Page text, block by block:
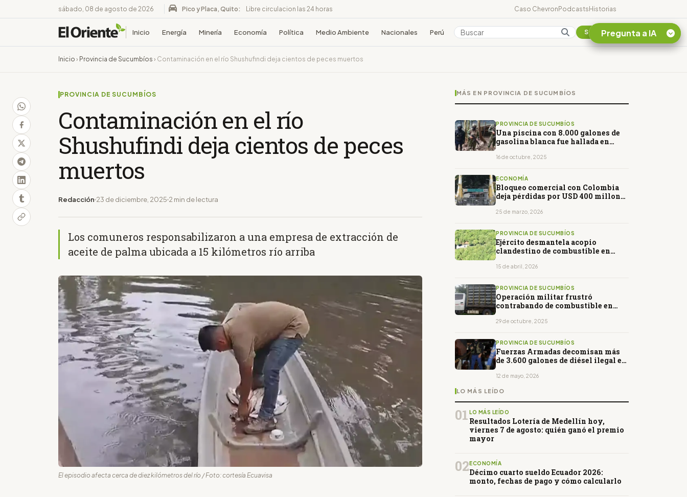
sábado, 08 de agosto de 2026 Pico y Placa, Quito: Libre circulacion las 24 horas Caso ChevronPodcastsHistorias
Inicio Energía Minería Economía Política Medio Ambiente Nacionales Perú Colombia Suscribirse
Inicio › Provincia de Sucumbíos › Contaminación en el río Shushufindi deja cientos de peces muertos
PROVINCIA DE SUCUMBÍOS
Contaminación en el río
Shushufindi deja cientos de peces
muertos
Redacción 23 de diciembre, 2025 2 min de lectura
Los comuneros responsabilizaron a una empresa de extracción de
aceite de palma ubicada a 15 kilómetros río arriba
El episodio afecta cerca de diez kilómetros del río / Foto: cortesía Ecuavisa
MÁS EN PROVINCIA DE SUCUMBÍOS
PROVINCIA DE SUCUMBÍOS
Una piscina con 8.000 galones de
gasolina blanca fue hallada en
16 de octubre, 2025
ECONOMÍA
Bloqueo comercial con Colombia
deja pérdidas por USD 400 millones
25 de marzo, 2026
PROVINCIA DE SUCUMBÍOS
Ejército desmantela acopio
clandestino de combustible en
15 de abril, 2026
PROVINCIA DE SUCUMBÍOS
Operación militar frustró
contrabando de combustible en
29 de octubre, 2025
PROVINCIA DE SUCUMBÍOS
Fuerzas Armadas decomisan más
de 3.600 galones de diésel ilegal en
12 de mayo, 2026
LO MÁS LEÍDO
01 LO MÁS LEÍDO
Resultados Lotería de Medellín hoy,
viernes 7 de agosto: quién ganó el premio
mayor
02 ECONOMÍA
Décimo cuarto sueldo Ecuador 2026:
monto, fechas de pago y cómo calcularlo
Pregunta a IA
¿En que consiste la